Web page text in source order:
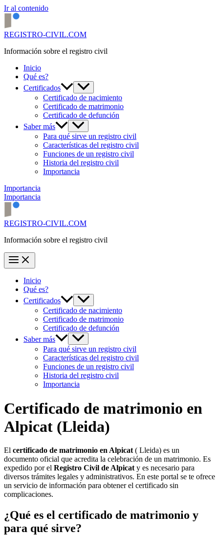
Ir al contenido
REGISTRO-CIVIL.COM
Información sobre el registro civil
Inicio
Qué es?
Certificados
Certificado de nacimiento
Certificado de matrimonio
Certificado de defunción
Saber más
Para qué sirve un registro civil
Características del registro civil
Funciones de un registro civil
Historia del registro civil
Importancia
Importancia
Importancia
REGISTRO-CIVIL.COM
Información sobre el registro civil
Inicio
Qué es?
Certificados
Certificado de nacimiento
Certificado de matrimonio
Certificado de defunción
Saber más
Para qué sirve un registro civil
Características del registro civil
Funciones de un registro civil
Historia del registro civil
Importancia
Certificado de matrimonio en
Alpicat (Lleida)
El certificado de matrimonio en Alpicat ( Lleida) es un
documento oficial que acredita la celebración de un matrimonio. Es
expedido por el Registro Civil de Alpicat y es necesario para
diversos trámites legales y administrativos. En este portal se te ofrece
un servicio de información para obtener el certificado sin
complicaciones.
¿Qué es el certificado de matrimonio y
para qué sirve?